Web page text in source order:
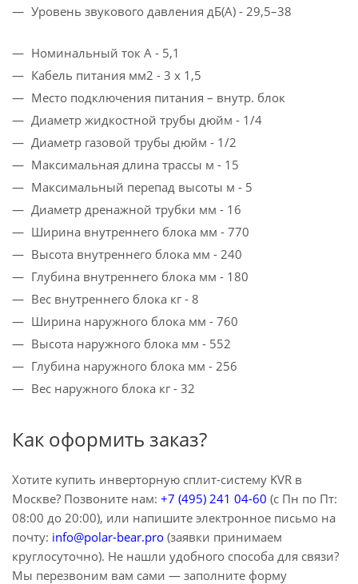
Уровень звукового давления дБ(А) - 29,5–38
Номинальный ток А - 5,1
Кабель питания мм2 - 3 х 1,5
Место подключения питания – внутр. блок
Диаметр жидкостной трубы дюйм - 1/4
Диаметр газовой трубы дюйм - 1/2
Максимальная длина трассы м - 15
Максимальный перепад высоты м - 5
Диаметр дренажной трубки мм - 16
Ширина внутреннего блока мм - 770
Высота внутреннего блока мм - 240
Глубина внутреннего блока мм - 180
Вес внутреннего блока кг - 8
Ширина наружного блока мм - 760
Высота наружного блока мм - 552
Глубина наружного блока мм - 256
Вес наружного блока кг - 32
Как оформить заказ?
Хотите купить инверторную сплит-систему KVR в
Москве? Позвоните нам: +7 (495) 241 04-60 (с Пн по Пт:
08:00 до 20:00), или напишите электронное письмо на
почту: info@polar-bear.pro (заявки принимаем
круглосуточно). Не нашли удобного способа для связи?
Мы перезвоним вам сами — заполните форму